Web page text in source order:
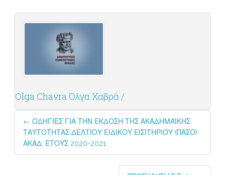
Olga Chavra Όλγα Χαβρά /
Post
navigation
← ΟΔΗΓΙΕΣ ΓΙΑ ΤΗΝ ΕΚΔΟΣΗ ΤΗΣ ΑΚΑΔΗΜΑΪΚΗΣ
ΤΑΥΤΟΤΗΤΑΣ ΔΕΛΤΙΟΥ ΕΙΔΙΚΟΥ ΕΙΣΙΤΗΡΙΟΥ (ΠΑΣΟ)
ΑΚΑΔ. ΕΤΟΥΣ 2020-2021